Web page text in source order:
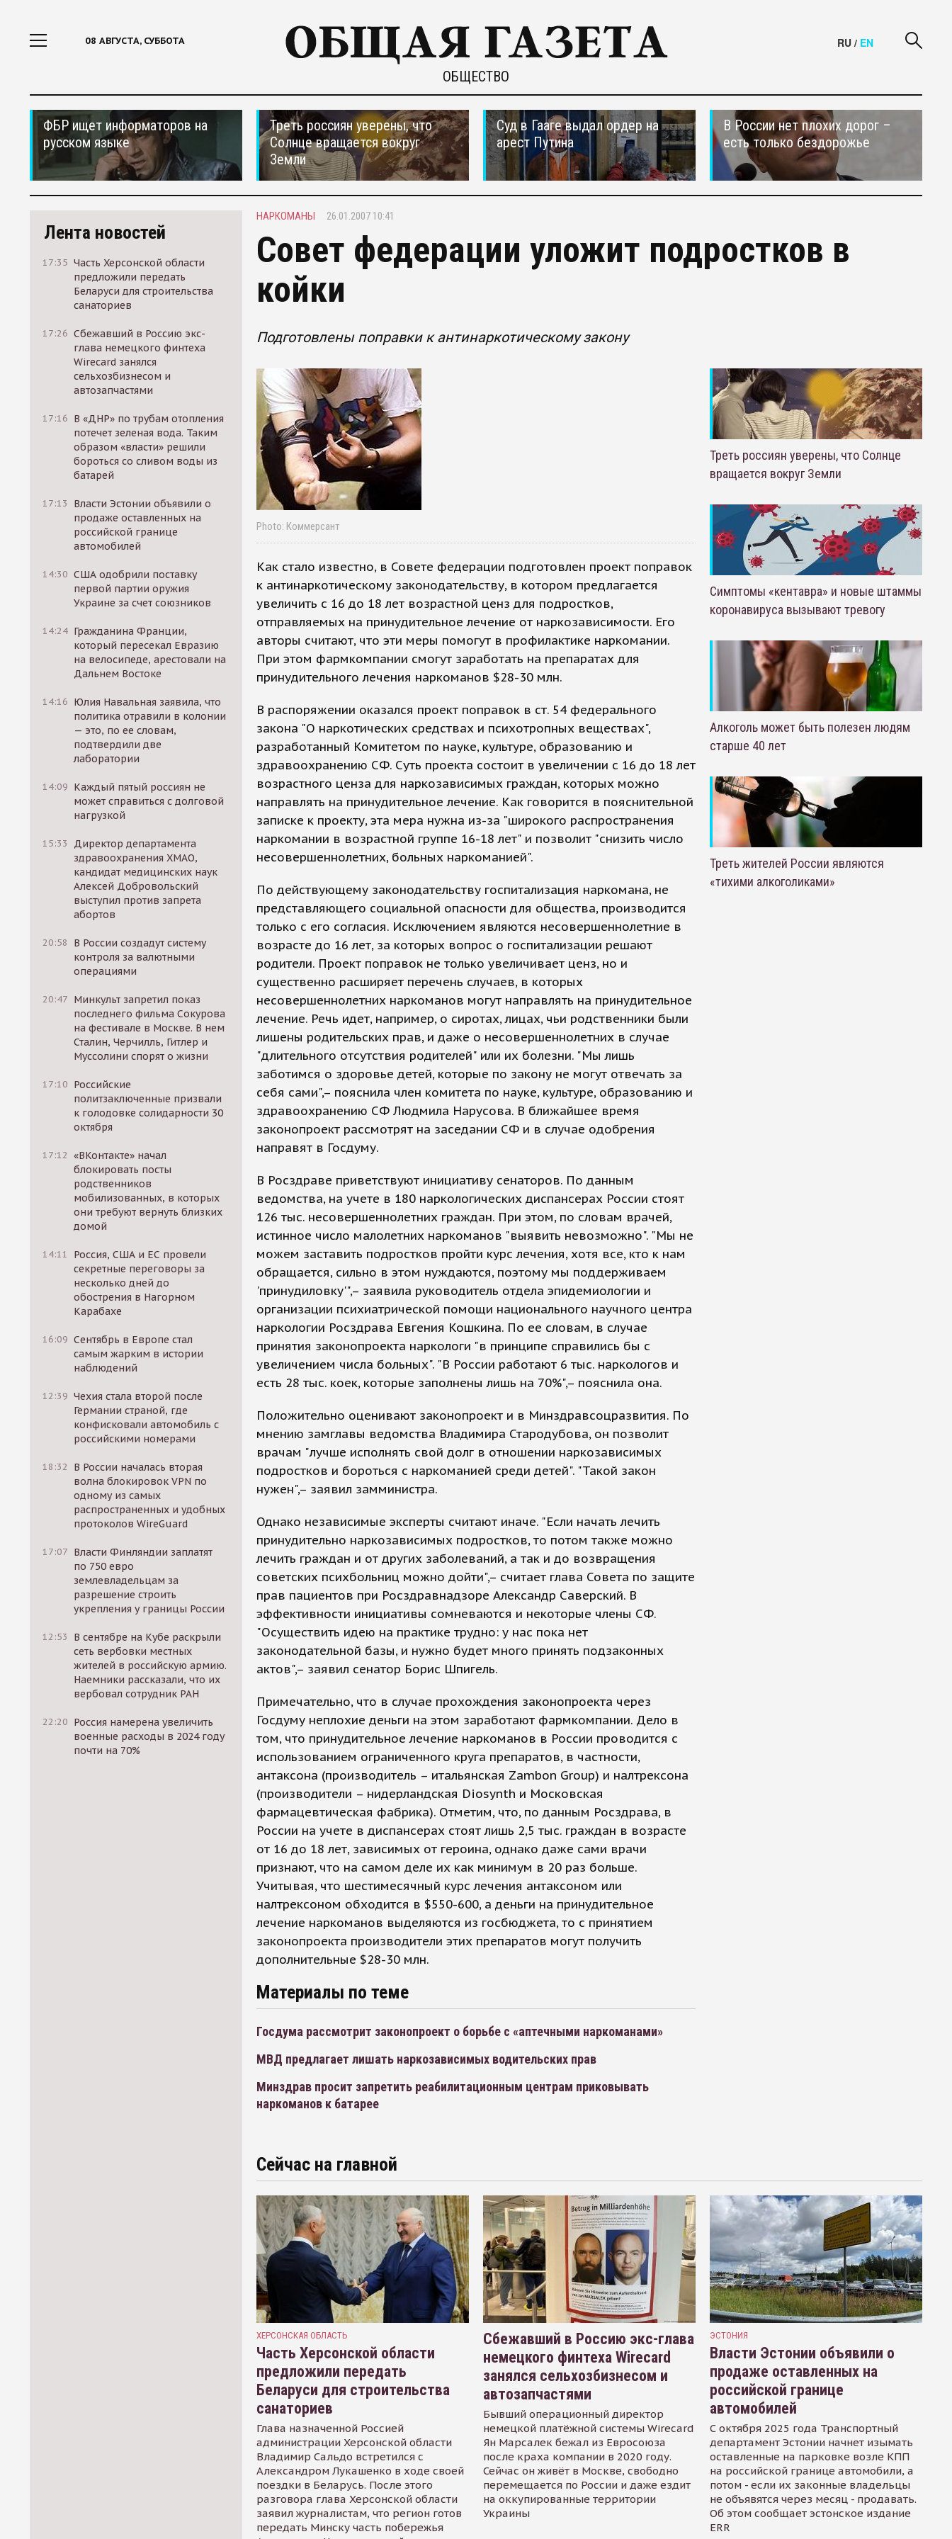
08 АВГУСТА, СУББОТА
ОБЩЕСТВО
RU / EN
ФБР ищет информаторов на
русском языке
Треть россиян уверены, что
Солнце вращается вокруг
Земли
Суд в Гааге выдал ордер на
арест Путина
В России нет плохих дорог –
есть только бездорожье
Лента новостей
17:35 Часть Херсонской области
предложили передать
Беларуси для строительства
санаториев
17:26 Сбежавший в Россию экс-
глава немецкого финтеха
Wirecard занялся
сельхозбизнесом и
автозапчастями
17:16 В «ДНР» по трубам отопления
потечет зеленая вода. Таким
образом «власти» решили
бороться со сливом воды из
батарей
17:13
Власти Эстонии объявили о
продаже оставленных на
российской границе
автомобилей
14:30 США одобрили поставку
первой партии оружия
Украине за счет союзников
14:24 Гражданина Франции,
который пересекал Евразию
на велосипеде, арестовали на
Дальнем Востоке
14:16 Юлия Навальная заявила, что
политика отравили в колонии
— это, по ее словам,
подтвердили две
лаборатории
14:09 Каждый пятый россиян не
может справиться с долговой
нагрузкой
15:33
Директор департамента
здравоохранения ХМАО,
кандидат медицинских наук
Алексей Добровольский
выступил против запрета
абортов
20:58
В России создадут систему
контроля за валютными
операциями
20:47 Минкульт запретил показ
последнего фильма Сокурова
на фестивале в Москве. В нем
Сталин, Черчилль, Гитлер и
Муссолини спорят о жизни
17:10 Российские
политзаключенные призвали
к голодовке солидарности 30
октября
17:12 «ВКонтакте» начал
блокировать посты
родственников
мобилизованных, в которых
они требуют вернуть близких
домой
14:11
Россия, США и ЕС провели
секретные переговоры за
несколько дней до
обострения в Нагорном
Карабахе
16:09 Сентябрь в Европе стал
самым жарким в истории
наблюдений
12:39 Чехия стала второй после
Германии страной, где
конфисковали автомобиль с
российскими номерами
18:32
В России началась вторая
волна блокировок VPN по
одному из самых
распространенных и удобных
протоколов WireGuard
17:07 Власти Финляндии заплатят
по 750 евро
землевладельцам за
разрешение строить
укрепления у границы России
12:53
В сентябре на Кубе раскрыли
сеть вербовки местных
жителей в российскую армию.
Наемники рассказали, что их
вербовал сотрудник РАН
22:20 Россия намерена увеличить
военные расходы в 2024 году
почти на 70%
НАРКОМАНЫ 26.01.2007 10:41
Совет федерации уложит подростков в
койки
Подготовлены поправки к антинаркотическому закону
Photo: Коммерсант
Как стало известно, в Совете федерации подготовлен проект поправок
к антинаркотическому законодательству, в котором предлагается
увеличить с 16 до 18 лет возрастной ценз для подростков,
отправляемых на принудительное лечение от наркозависимости. Его
авторы считают, что эти меры помогут в профилактике наркомании.
При этом фармкомпании смогут заработать на препаратах для
принудительного лечения наркоманов $28-30 млн.
В распоряжении оказался проект поправок в ст. 54 федерального
закона "О наркотических средствах и психотропных веществах",
разработанный Комитетом по науке, культуре, образованию и
здравоохранению СФ. Суть проекта состоит в увеличении с 16 до 18 лет
возрастного ценза для наркозависимых граждан, которых можно
направлять на принудительное лечение. Как говорится в пояснительной
записке к проекту, эта мера нужна из-за "широкого распространения
наркомании в возрастной группе 16-18 лет" и позволит "снизить число
несовершеннолетних, больных наркоманией".
По действующему законодательству госпитализация наркомана, не
представляющего социальной опасности для общества, производится
только с его согласия. Исключением являются несовершеннолетние в
возрасте до 16 лет, за которых вопрос о госпитализации решают
родители. Проект поправок не только увеличивает ценз, но и
существенно расширяет перечень случаев, в которых
несовершеннолетних наркоманов могут направлять на принудительное
лечение. Речь идет, например, о сиротах, лицах, чьи родственники были
лишены родительских прав, и даже о несовершеннолетних в случае
"длительного отсутствия родителей" или их болезни. "Мы лишь
заботимся о здоровье детей, которые по закону не могут отвечать за
себя сами",– пояснила член комитета по науке, культуре, образованию и
здравоохранению СФ Людмила Нарусова. В ближайшее время
законопроект рассмотрят на заседании СФ и в случае одобрения
направят в Госдуму.
В Росздраве приветствуют инициативу сенаторов. По данным
ведомства, на учете в 180 наркологических диспансерах России стоят
126 тыс. несовершеннолетних граждан. При этом, по словам врачей,
истинное число малолетних наркоманов "выявить невозможно". "Мы не
можем заставить подростков пройти курс лечения, хотя все, кто к нам
обращается, сильно в этом нуждаются, поэтому мы поддерживаем
'принудиловку'",– заявила руководитель отдела эпидемиологии и
организации психиатрической помощи национального научного центра
наркологии Росздрава Евгения Кошкина. По ее словам, в случае
принятия законопроекта наркологи "в принципе справились бы с
увеличением числа больных". "В России работают 6 тыс. наркологов и
есть 28 тыс. коек, которые заполнены лишь на 70%",– пояснила она.
Положительно оценивают законопроект и в Минздравсоцразвития. По
мнению замглавы ведомства Владимира Стародубова, он позволит
врачам "лучше исполнять свой долг в отношении наркозависимых
подростков и бороться с наркоманией среди детей". "Такой закон
нужен",– заявил замминистра.
Однако независимые эксперты считают иначе. "Если начать лечить
принудительно наркозависимых подростков, то потом также можно
лечить граждан и от других заболеваний, а так и до возвращения
советских психбольниц можно дойти",– считает глава Совета по защите
прав пациентов при Росздравнадзоре Александр Саверский. В
эффективности инициативы сомневаются и некоторые члены СФ.
"Осуществить идею на практике трудно: у нас пока нет
законодательной базы, и нужно будет много принять подзаконных
актов",– заявил сенатор Борис Шпигель.
Примечательно, что в случае прохождения законопроекта через
Госдуму неплохие деньги на этом заработают фармкомпании. Дело в
том, что принудительное лечение наркоманов в России проводится с
использованием ограниченного круга препаратов, в частности,
антаксона (производитель – итальянская Zambon Group) и налтрексона
(производители – нидерландская Diosynth и Московская
фармацевтическая фабрика). Отметим, что, по данным Росздрава, в
России на учете в диспансерах стоят лишь 2,5 тыс. граждан в возрасте
от 16 до 18 лет, зависимых от героина, однако даже сами врачи
признают, что на самом деле их как минимум в 20 раз больше.
Учитывая, что шестимесячный курс лечения антаксоном или
налтрексоном обходится в $550-600, а деньги на принудительное
лечение наркоманов выделяются из госбюджета, то с принятием
законопроекта производители этих препаратов могут получить
дополнительные $28-30 млн.
Материалы по теме
Госдума рассмотрит законопроект о борьбе с «аптечными наркоманами»
МВД предлагает лишать наркозависимых водительских прав
Минздрав просит запретить реабилитационным центрам приковывать
наркоманов к батарее
Треть россиян уверены, что Солнце
вращается вокруг Земли
Симптомы «кентавра» и новые штаммы
коронавируса вызывают тревогу
Алкоголь может быть полезен людям
старше 40 лет
Треть жителей России являются
«тихими алкоголиками»
Сейчас на главной
ХЕРСОНСКАЯ ОБЛАСТЬ
Часть Херсонской области
предложили передать
Беларуси для строительства
санаториев
Глава назначенной Россией
администрации Херсонской области
Владимир Сальдо встретился с
Александром Лукашенко в ходе своей
поездки в Беларусь. После этого
разговора глава Херсонской области
заявил журналистам, что регион готов
передать Минску часть побережья
Сбежавший в Россию экс-глава
немецкого финтеха Wirecard
занялся сельхозбизнесом и
автозапчастями
Бывший операционный директор
немецкой платёжной системы Wirecard
Ян Марсалек бежал из Евросоюза
после краха компании в 2020 году.
Сейчас он живёт в Москве, свободно
перемещается по России и даже ездит
на оккупированные территории
Украины
ЭСТОНИЯ
Власти Эстонии объявили о
продаже оставленных на
российской границе
автомобилей
С октября 2025 года Транспортный
департамент Эстонии начнет изымать
оставленные на парковке возле КПП
на российской границе автомобили, а
потом - если их законные владельцы
не объявятся через месяц - продавать.
Об этом сообщает эстонское издание
ERR